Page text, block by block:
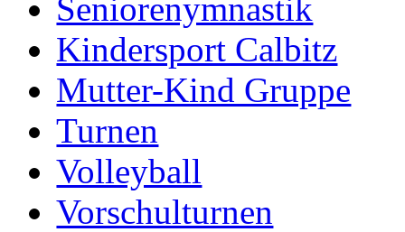
Seniorenymnastik
Kindersport Calbitz
Mutter-Kind Gruppe
Turnen
Volleyball
Vorschulturnen